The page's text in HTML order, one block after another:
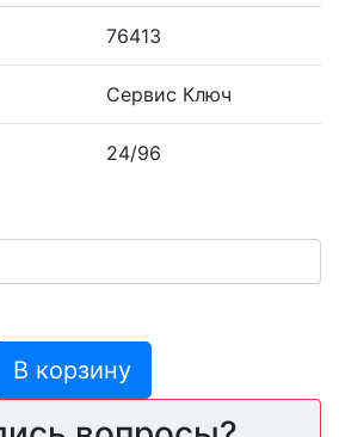
76413
Сервис Ключ
24/96
В корзину